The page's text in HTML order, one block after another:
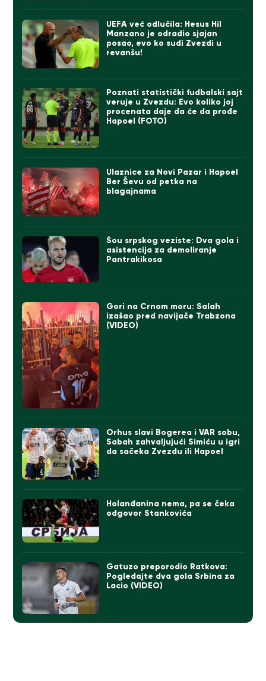
UEFA već odlučila: Hesus Hil
Manzano je odradio sjajan
posao, evo ko sudi Zvezdi u
revanšu!
Poznati statistički fudbalski sajt
veruje u Zvezdu: Evo koliko joj
procenata daje da će da prođe
Hapoel (FOTO)
Ulaznice za Novi Pazar i Hapoel
Ber Ševu od petka na
blagajnama
Šou srpskog veziste: Dva gola i
asistencija za demoliranje
Pantrakikosa
Gori na Crnom moru: Salah
izašao pred navijače Trabzona
(VIDEO)
Orhus slavi Bogerea i VAR sobu,
Sabah zahvaljujući Simiću u igri
da sačeka Zvezdu ili Hapoel
Holanđanina nema, pa se čeka
odgovor Stankovića
Gatuzo preporodio Ratkova:
Pogledajte dva gola Srbina za
Lacio (VIDEO)